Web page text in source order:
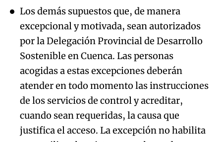
Sostenible en Cuenca. Las personas
acogidas a estas excepciones deberán
atender en todo momento las instrucciones
de los servicios de control y acreditar,
cuando sean requeridas, la causa que
justifica el acceso. La excepción no habilita
para utilizar las pistas como lugar de
observación, parada o estacionamiento con
motivo del eclipse.